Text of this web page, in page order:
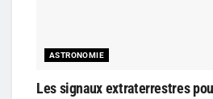
ASTRONOMIE
Les signaux extraterrestres